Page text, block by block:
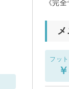
《完
フッ